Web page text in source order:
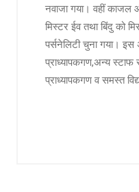
नवाजा गया। वहीं काजल
मिस्टर ईव तथा बिंदु को
पर्सनेलिटी चुना गया। इस
प्राध्यापकगण,अन्य
प्राध्यापकगण व समस्त